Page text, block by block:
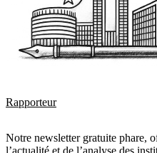
Rapporteur
Notre newsletter gratuite phare,
l’actualité et de l’analyse des